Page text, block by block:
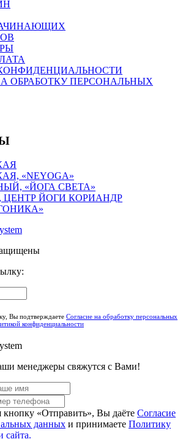
ОБРАБОТКУ ПЕРСОНАЛЬНЫХ
«NEYOGA»
«ЙОГА СВЕТА»
ЦЕНТР ЙОГИ КОРИАНДР
Вы подтверждаете Согласие на обработку персональных
конфиденциальности
менеджеры свяжутся с Вами!
«Отправить», Вы даёте Согласие
данных и принимаете Политику
сайта.